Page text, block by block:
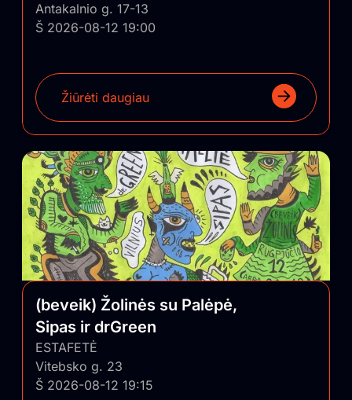
Antakalnio g. 17-13
Š 2026-08-12 19:00
Žiūrėti daugiau
(beveik) Žolinės su Palėpė,
Sipas ir drGreen
ESTAFETĖ
Vitebsko g. 23
Š 2026-08-12 19:15